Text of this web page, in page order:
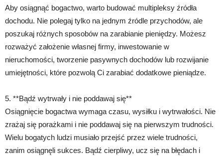
Aby osiągnąć bogactwo, warto budować multipleksy źródła
dochodu. Nie polegaj tylko na jednym źródle przychodów, ale
poszukaj różnych sposobów na zarabianie pieniędzy. Możesz
rozważyć założenie własnej firmy, inwestowanie w
nieruchomości, tworzenie pasywnych dochodów lub rozwijanie
umiejętności, które pozwolą Ci zarabiać dodatkowe pieniądze.
5. **Bądź wytrwały i nie poddawaj się**
Osiągnięcie bogactwa wymaga czasu, wysiłku i wytrwałości. Nie
zrażaj się porażkami i nie poddawaj się na pierwszym trudności.
Wielu bogatych ludzi musiało przejść przez wiele trudności,
zanim osiągnęli sukces. Bądź cierpliwy, ucz się na błędach i